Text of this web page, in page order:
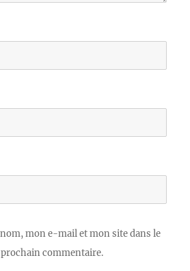
mon e-mail et mon site dans le
commentaire.